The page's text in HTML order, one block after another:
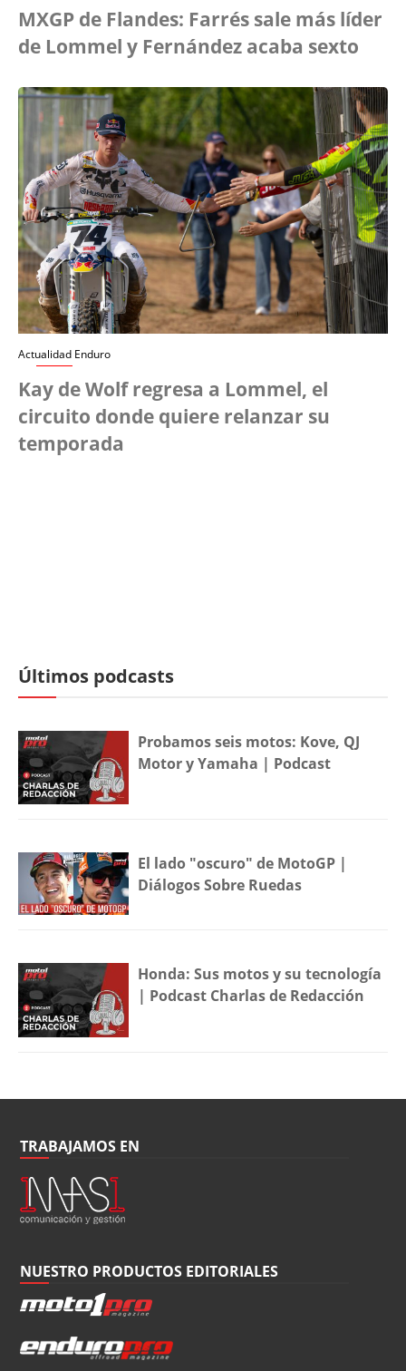
MXGP de Flandes: Farrés sale más líder
de Lommel y Fernández acaba sexto
Actualidad Enduro
Kay de Wolf regresa a Lommel, el
circuito donde quiere relanzar su
temporada
Últimos podcasts
Probamos seis motos: Kove, QJ
Motor y Yamaha | Podcast
El lado "oscuro" de MotoGP |
Diálogos Sobre Ruedas
Honda: Sus motos y su tecnología
| Podcast Charlas de Redacción
TRABAJAMOS EN
NUESTRO PRODUCTOS EDITORIALES